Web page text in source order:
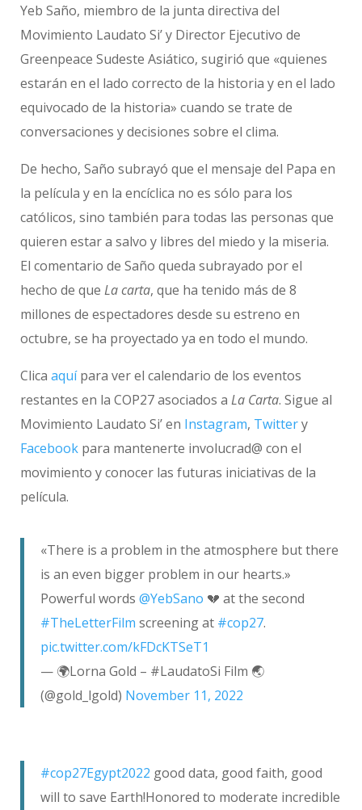
Yeb Saño, miembro de la junta directiva del
Movimiento Laudato Si’ y Director Ejecutivo de
Greenpeace Sudeste Asiático, sugirió que «quienes
estarán en el lado correcto de la historia y en el lado
equivocado de la historia» cuando se trate de
conversaciones y decisiones sobre el clima.
De hecho, Saño subrayó que el mensaje del Papa en
la película y en la encíclica no es sólo para los
católicos, sino también para todas las personas que
quieren estar a salvo y libres del miedo y la miseria.
El comentario de Saño queda subrayado por el
hecho de que La carta, que ha tenido más de 8
millones de espectadores desde su estreno en
octubre, se ha proyectado ya en todo el mundo.
Clica aquípara ver el calendario de los eventos
restantes en la COP27 asociados a La Carta. Sigue al
Movimiento Laudato Si’ en Instagram, Twittery
Facebook para mantenerte involucrad@ con el
movimiento y conocer las futuras iniciativas de la
película.
«There is a problem in the atmosphere but there
is an even bigger problem in our hearts.»
Powerful words @YebSano 💔 at the second
#TheLetterFilm screening at #cop27.
pic.twitter.com/kFDcKTSeT1
— 🌍Lorna Gold – #LaudatoSi Film 🌏
(@gold_lgold) November 11, 2022
#cop27Egypt2022 good data, good faith, good
will to save Earth!Honored to moderate incredible